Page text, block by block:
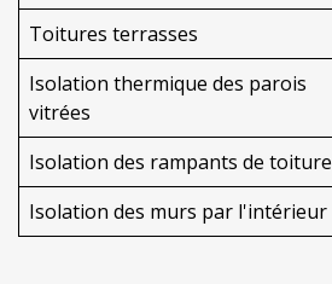
Toitures terrasses
Isolation thermique des parois
vitrées
Isolation des rampants de toiture
Isolation des murs par l'intérieur